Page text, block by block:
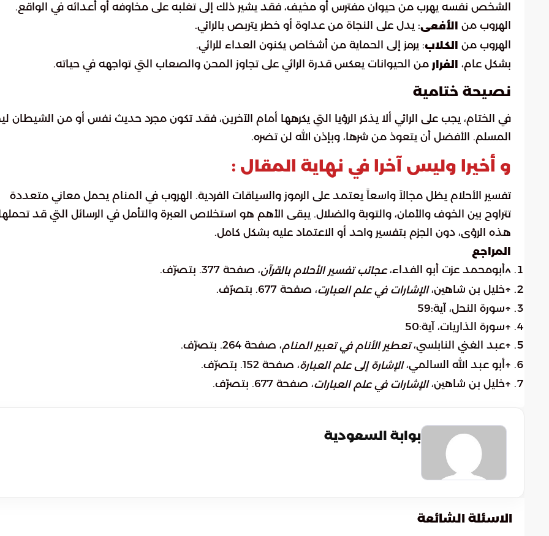
الشخص نفسه يهرب من حيوان مفترس أو مخيف، فقد يشير ذلك إلى تغلبه على مخاوفه أو أعدائه في الواقع.
الهروب من
الأفعى: يدل على النجاة من عداوة أو خطر يتربص بالرائي.
الهروب من
الكلاب: يرمز إلى الحماية من أشخاص يكنون العداء للرائي.
بشكل عام،
الفرار من الحيوانات يعكس قدرة الرائي على تجاوز المحن والصعاب التي تواجهه في حياته.
نصيحة ختامية
في الختام، يجب على الرائي ألا يذكر الرؤيا التي يكرهها أمام الآخرين، فقد تكون مجرد حديث نفس أو من الشيطان
المسلم. الأفضل أن يتعوذ من شرها، وبإذن الله لن تضره.
و أخيرا وليس آخرا في نهاية المقال :
تفسير الأحلام يظل مجالاً واسعاً يعتمد على الرموز والسياقات الفردية. الهروب في المنام يحمل معاني متعددة
تتراوح بين الخوف والأمان، والتوبة والضلال. يبقى الأهم هو استخلاص العبرة والتأمل في الرسائل التي قد
هذه الرؤى، دون الجزم بتفسير واحد أو الاعتماد عليه بشكل كامل.
المراجع
^ أبومحمد عزت أبو الفداء،عجائب تفسير الأحلام بالقرآن، صفحة 377. بتصرّف.
↑خليل بن شاهين،الإشارات في علم العبارت، صفحة 677. بتصرّف.
↑سورة النحل، آية:59
↑سورة الذاريات، آية:50
↑عبد الغني النابلسي،تعطير الأنام في تعبير المنام، صفحة 264. بتصرّف.
↑أبو عبد الله السالمي،الإشارة إلى علم العبارة، صفحة 152. بتصرّف.
↑خليل بن شاهين،الإشارات في علم العبارات، صفحة 677. بتصرّف.
بوابة السعودية
الاسئلة الشائعة